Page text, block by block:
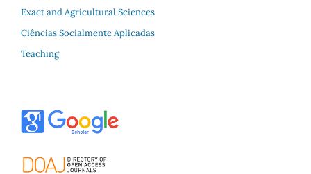
Exact and Agricultural Sciences
Ciências Socialmente Aplicadas
Teaching